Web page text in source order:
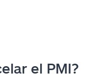
el PMI?